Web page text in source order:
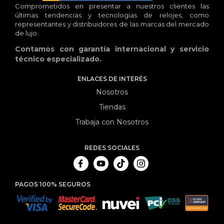
Comprometidos en presentar a nuestros clientes las
últimas tendencias y tecnologias de relojes, como
representantes y distribuidores de las marcas del mercado
de lujo.
Contamos con garantía internacional y servicio
técnico especializado.
ENLACES DE INTERÉS
Nosotros
Tiendas
Trabaja con Nosotros
REDES SOCIALES
PAGOS 100% SEGUROS